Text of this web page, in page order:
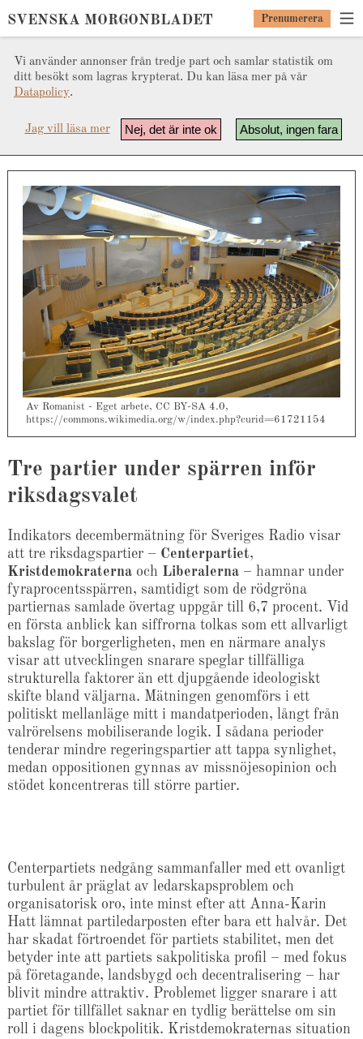
Vi använder annonser från tredje part och samlar statistik om
ditt besökt som lagras krypterat. Du kan läsa mer på vår
Datapolicy.
Absolut, ingen fara
Nej, det är inte ok
Jag vill läsa mer
SVENSKA MORGONBLADET Prenumerera
Av Romanist - Eget arbete, CC BY-SA 4.0,
https://commons.wikimedia.org/w/index.php?curid=61721154
Tre partier under spärren inför
riksdagsvalet
Indikators decembermätning för Sveriges Radio visar
att tre riksdagspartier – Centerpartiet,
Kristdemokraterna och Liberalerna – hamnar under
fyraprocentsspärren, samtidigt som de rödgröna
partiernas samlade övertag uppgår till 6,7 procent. Vid
en första anblick kan siffrorna tolkas som ett allvarligt
bakslag för borgerligheten, men en närmare analys
visar att utvecklingen snarare speglar tillfälliga
strukturella faktorer än ett djupgående ideologiskt
skifte bland väljarna. Mätningen genomförs i ett
politiskt mellanläge mitt i mandatperioden, långt från
valrörelsens mobiliserande logik. I sådana perioder
tenderar mindre regeringspartier att tappa synlighet,
medan oppositionen gynnas av missnöjesopinion och
stödet koncentreras till större partier.
Centerpartiets nedgång sammanfaller med ett ovanligt
turbulent år präglat av ledarskapsproblem och
organisatorisk oro, inte minst efter att Anna-Karin
Hatt lämnat partiledarposten efter bara ett halvår. Det
har skadat förtroendet för partiets stabilitet, men det
betyder inte att partiets sakpolitiska profil – med fokus
på företagande, landsbygd och decentralisering – har
blivit mindre attraktiv. Problemet ligger snarare i att
partiet för tillfället saknar en tydlig berättelse om sin
roll i dagens blockpolitik. Kristdemokraternas situation